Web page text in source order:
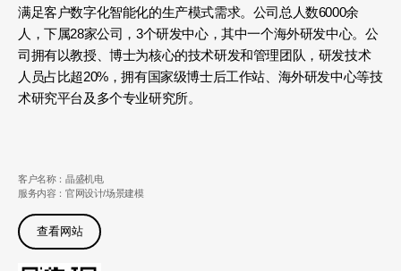
满足客户数字化智能化的生产模式需求。公司总人数6000余
人，下属28家公司，3个研发中心，其中一个海外研发中心。公
司拥有以教授、博士为核心的技术研发和管理团队，研发技术
人员占比超20%，拥有国家级博士后工作站、海外研发中心等技
术研究平台及多个专业研究所。
客户名称：晶盛机电
服务内容：官网设计/场景建模
查看网站